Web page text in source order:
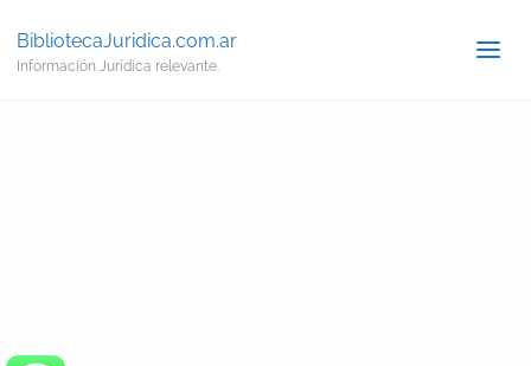
BibliotecaJuridica.com.ar
Información Jurídica relevante.